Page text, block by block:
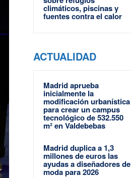
climáticos, piscinas y
fuentes contra el calor
ACTUALIDAD
Madrid aprueba
inicialmente la
modificación urbanística
para crear un campus
tecnológico de 532.550
m² en Valdebebas
Madrid duplica a 1,3
millones de euros las
ayudas a diseñadores de
moda para 2026